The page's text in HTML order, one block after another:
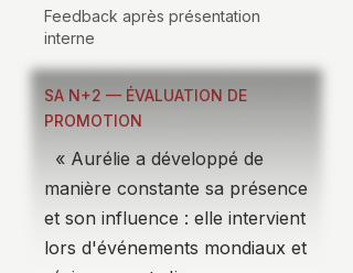
Feedback après présentation
interne
SA N+2 — ÉVALUATION DE
PROMOTION
« Aurélie a développé de
manière constante sa présence
et son influence : elle intervient
lors d'événements mondiaux et